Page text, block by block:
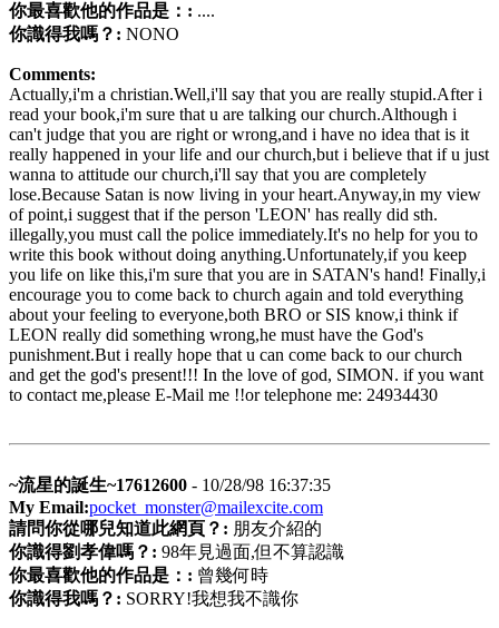
你最喜歡他的作品是：: ....
你識得我嗎？: NONO
Comments:
Actually,i'm a christian.Well,i'll say that you are really stupid.After i
read your book,i'm sure that u are talking our church.Although i
can't judge that you are right or wrong,and i have no idea that is it
really happened in your life and our church,but i believe that if u just
wanna to attitude our church,i'll say that you are completely
lose.Because Satan is now living in your heart.Anyway,in my view
of point,i suggest that if the person 'LEON' has really did sth.
illegally,you must call the police immediately.It's no help for you to
write this book without doing anything.Unfortunately,if you keep
you life on like this,i'm sure that you are in SATAN's hand! Finally,i
encourage you to come back to church again and told everything
about your feeling to everyone,both BRO or SIS know,i think if
LEON really did something wrong,he must have the God's
punishment.But i really hope that u can come back to our church
and get the god's present!!! In the love of god, SIMON. if you want
to contact me,please E-Mail me !!or telephone me: 24934430
~流星的誕生~17612600 - 10/28/98 16:37:35
My Email:pocket_monster@mailexcite.com
請問你從哪兒知道此網頁？: 朋友介紹的
你識得劉孝偉嗎？: 98年見過面,但不算認識
你最喜歡他的作品是：: 曾幾何時
你識得我嗎？: SORRY!我想我不識你